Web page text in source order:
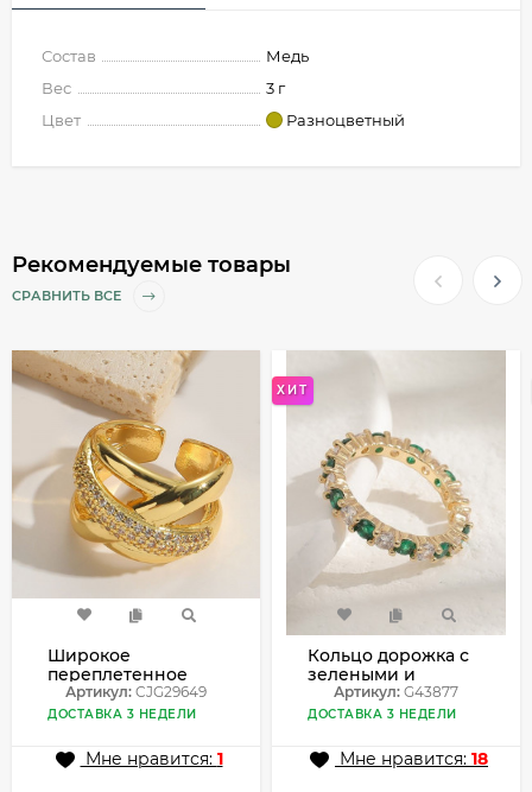
Состав
Медь
Вес
3 г
Цвет
Разноцветный
Рекомендуемые товары
СРАВНИТЬ ВСЕ
Широкое
переплетенное
кольцо с
инкрустацией
Артикул: CJG29649
ДОСТАВКА 3 НЕДЕЛИ
Мне нравится: 1
ХИТ
Кольцо дорожка с
зелеными и
прозрачными
фианитами G43877
Артикул: G43877
ДОСТАВКА 3 НЕДЕЛИ
Мне нравится: 18